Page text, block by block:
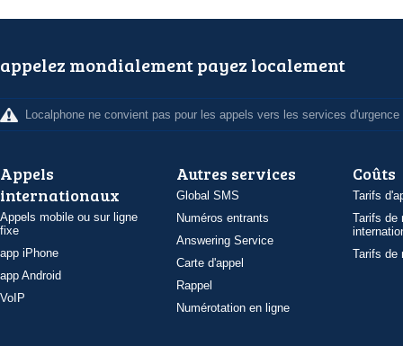
appelez mondialement payez localement
Localphone ne convient pas pour les appels vers les services d'urgence
Appels
internationaux
Appels mobile ou sur ligne
fixe
app iPhone
app Android
VoIP
Autres services
Global SMS
Numéros entrants
Answering Service
Carte d'appel
Rappel
Numérotation en ligne
Coûts
Tarifs
Tarifs de
Tarifs de